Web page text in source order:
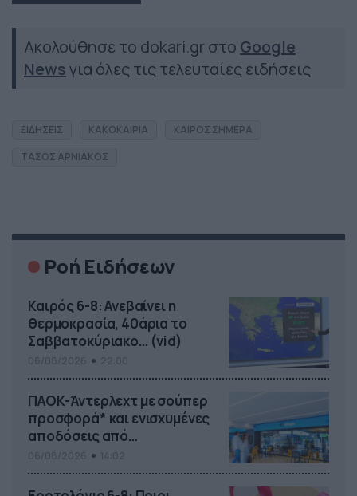
Ακολούθησε το dokari.gr στο Google
Newsγια όλες τις τελευταίες ειδήσεις
ΕΙΔΗΣΕΙΣ ΚΑΚΟΚΑΙΡΙΑ
ΚΑΙΡΟΣ ΣΗΜΕΡΑ
ΤΑΣΟΣ ΑΡΝΙΑΚΟΣ
Ροή Ειδήσεων
Καιρός 6-8: Ανεβαίνει η
θερμοκρασία, 40άρια το
Σαββατοκύριακο… (vid)
ΠΑΟΚ-Άντερλεχτ με σούπερ
προσφορά* και ενισχυμένες
αποδόσεις από
το Pamestoixima.gr